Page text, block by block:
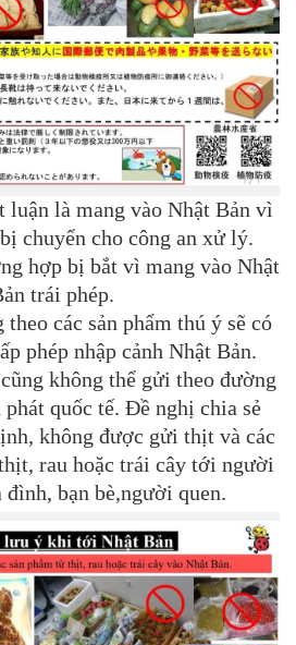
là mang vào Nhật Bản vì
chuyển cho công an xử lý.
hợp bị bắt vì mang vào Nhật
trái phép.
các sản phẩm thú ý sẽ có
phép nhập cảnh Nhật Bản.
không thể gửi theo đường
quốc tế. Đề nghị chia sẻ
không được gửi thịt và các
rau hoặc trái cây tới người
bạn bè,người quen.